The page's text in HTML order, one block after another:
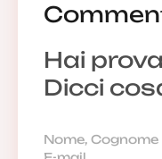
Hai
Dicci